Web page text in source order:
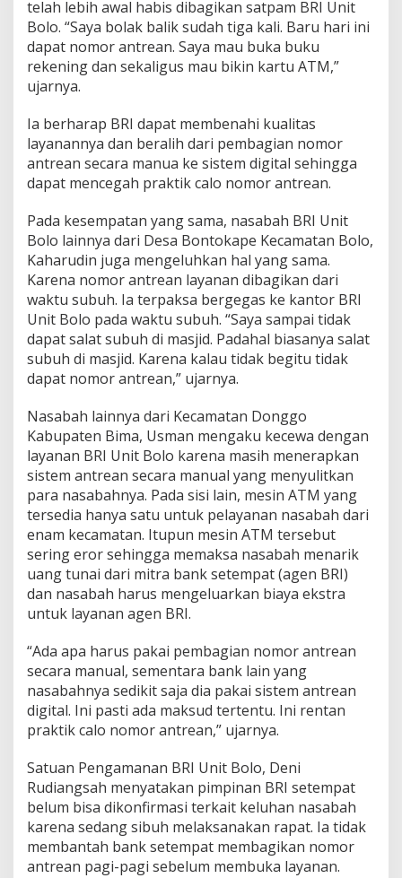
telah lebih awal habis dibagikan satpam BRI Unit
Bolo. “Saya bolak balik sudah tiga kali. Baru hari ini
dapat nomor antrean. Saya mau buka buku
rekening dan sekaligus mau bikin kartu ATM,”
ujarnya.
Ia berharap BRI dapat membenahi kualitas
layanannya dan beralih dari pembagian nomor
antrean secara manua ke sistem digital sehingga
dapat mencegah praktik calo nomor antrean.
Pada kesempatan yang sama, nasabah BRI Unit
Bolo lainnya dari Desa Bontokape Kecamatan Bolo,
Kaharudin juga mengeluhkan hal yang sama.
Karena nomor antrean layanan dibagikan dari
waktu subuh. Ia terpaksa bergegas ke kantor BRI
Unit Bolo pada waktu subuh. “Saya sampai tidak
dapat salat subuh di masjid. Padahal biasanya salat
subuh di masjid. Karena kalau tidak begitu tidak
dapat nomor antrean,” ujarnya.
Nasabah lainnya dari Kecamatan Donggo
Kabupaten Bima, Usman mengaku kecewa dengan
layanan BRI Unit Bolo karena masih menerapkan
sistem antrean secara manual yang menyulitkan
para nasabahnya. Pada sisi lain, mesin ATM yang
tersedia hanya satu untuk pelayanan nasabah dari
enam kecamatan. Itupun mesin ATM tersebut
sering eror sehingga memaksa nasabah menarik
uang tunai dari mitra bank setempat (agen BRI)
dan nasabah harus mengeluarkan biaya ekstra
untuk layanan agen BRI.
“Ada apa harus pakai pembagian nomor antrean
secara manual, sementara bank lain yang
nasabahnya sedikit saja dia pakai sistem antrean
digital. Ini pasti ada maksud tertentu. Ini rentan
praktik calo nomor antrean,” ujarnya.
Satuan Pengamanan BRI Unit Bolo, Deni
Rudiangsah menyatakan pimpinan BRI setempat
belum bisa dikonfirmasi terkait keluhan nasabah
karena sedang sibuh melaksanakan rapat. Ia tidak
membantah bank setempat membagikan nomor
antrean pagi-pagi sebelum membuka layanan.